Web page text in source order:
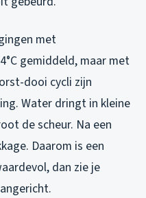
met
gemiddeld, maar met
dooi cycli zijn
Water dringt in kleine
de scheur. Na een
Daarom is een
dan zie je